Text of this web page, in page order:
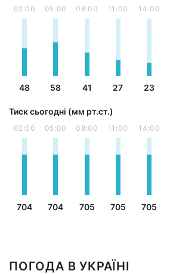
02:00
48
05:00
58
08:00
41
11:00
27
14:00
23
Тиск сьогодні (мм рт.ст.)
02:00
704
05:00
704
08:00
705
11:00
705
14:00
705
ПОГОДА В УКРАЇНІ